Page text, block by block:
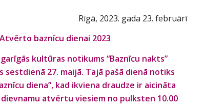
Rīgā, 2023. gada 23. februārī
baznīcu dienai 2023
kultūras notikums “Baznīcu nakts”
sestdienā 27. maijā. Tajā pašā dienā notiks
diena”, kad ikviena draudze ir aicināta
atvērtu viesiem no pulksten 10.00